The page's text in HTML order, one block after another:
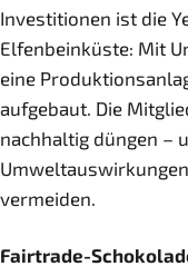
Investitionen ist die
Elfenbeinküste: Mit
eine
aufgebaut. Die
nachhaltig düngen –
vermeiden.
Fairtrade-